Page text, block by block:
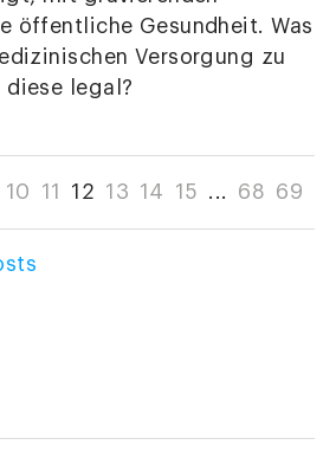
öffentliche Gesundheit. Was
Versorgung zu
diese legal?
10 11 12 13 14 15 ... 68 69